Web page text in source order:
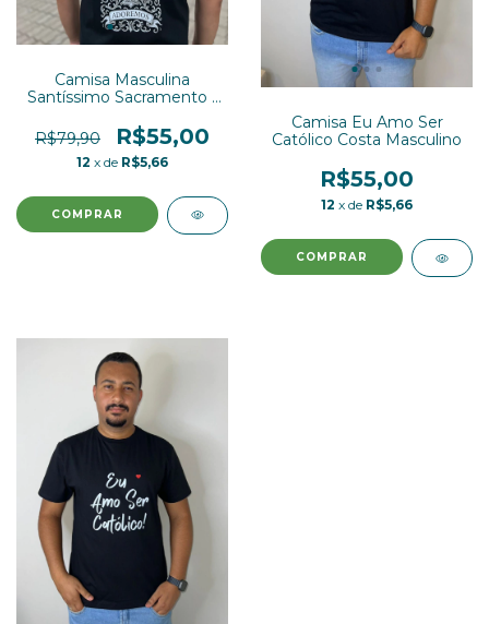
Camisa Masculina
Santíssimo Sacramento (
R$79,90
R$55,00
12 x de R$5,66
COMPRAR
Camisa Eu Amo Ser
Católico Costa Masculino
R$55,00
12 x de R$5,66
COMPRAR